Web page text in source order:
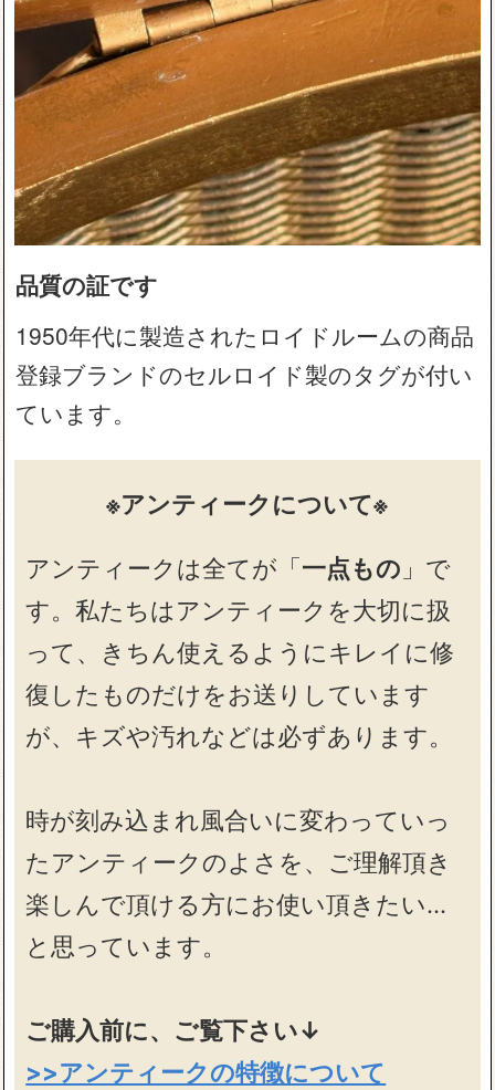
品質の証です
1950年代に製造されたロイドルームの商品
登録ブランドのセルロイド製のタグが付い
ています。
※アンティークについて※
アンティークは全てが「一点もの 」で
す。私たちはアンティークを大切に扱
って、きちん使えるようにキレイに修
復したものだけをお送りしています
が、キズや汚れなどは必ずあります。
時が刻み込まれ風合いに変わっていっ
たアンティークのよさを、ご理解頂き
楽しんで頂ける方にお使い頂きたい…
と思っています。
ご購入前に、ご覧下さい↓
>>アンティークの特徴について